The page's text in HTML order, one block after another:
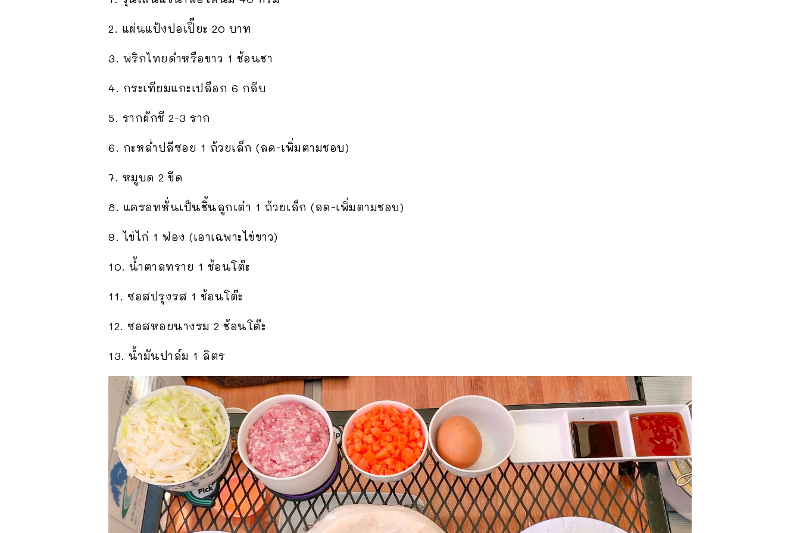
2. แผ่นแป้งปอเปี๊ยะ 20 บาท
3. พริกไทยดำหรือขาว 1 ช้อนชา
4. กระเทียมแกะเปลือก 6 กลีบ
5. รากผักชี 2-3 ราก
6. กะหล่ำปลีซอย 1 ถ้วยเล็ก (ลด-เพิ่มตามชอบ)
7. หมูบด 2 ขีด
8. แครอทหั่นเป็นชิ้นลูกเต๋า 1 ถ้วยเล็ก (ลด-เพิ่มตามชอบ)
9. ไข่ไก่ 1 ฟอง (เอาเฉพาะไข่ขาว)
10. น้ำตาลทราย 1 ช้อนโต๊ะ
11. ซอสปรุงรส 1 ช้อนโต๊ะ
12. ซอสหอยนางรม 2 ช้อนโต๊ะ
13. น้ำมันปาล์ม 1 ลิตร